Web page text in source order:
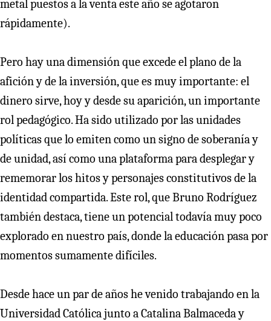
metal puestos a la venta este año se agotaron
rápidamente).
Pero hay una dimensión que excede el plano de la
afición y de la inversión, que es muy importante: el
dinero sirve, hoy y desde su aparición, un importante
rol pedagógico. Ha sido utilizado por las unidades
políticas que lo emiten como un signo de soberanía y
de unidad, así como una plataforma para desplegar y
rememorar los hitos y personajes constitutivos de la
identidad compartida. Este rol, que Bruno Rodríguez
también destaca, tiene un potencial todavía muy poco
explorado en nuestro país, donde la educación pasa por
momentos sumamente difíciles.
Desde hace un par de años he venido trabajando en la
Universidad Católica junto a Catalina Balmaceda y